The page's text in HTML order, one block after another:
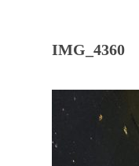
IMG_4360